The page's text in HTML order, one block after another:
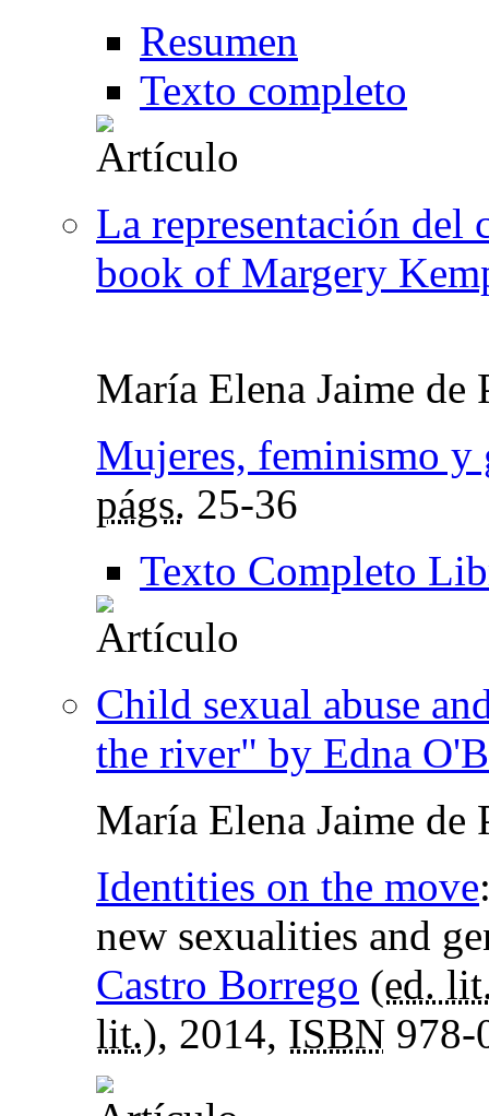
Resumen
Texto completo
La representación del
book of Margery
María Elena Jaime de
Mujeres, feminismo
págs. 25-36
Texto Completo
Child sexual abuse
the river" by Edna
María Elena Jaime de
Identities on the move
new sexualities and
Castro Borrego (ed.
lit.), 2014, ISBN